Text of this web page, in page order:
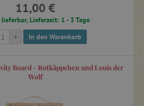
und kleine Geschenke
11,00 €
Lieferzeit: 1 - 3 Tage
+ In den Warenkorb
Board - Rotkäppchen und Louis der
Wolf